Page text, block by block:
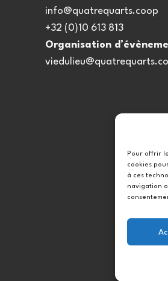
Pour offrir
cookies
à ces
navigation
info@quatrequarts.coop
+32 (0)10 613 813
Organisation